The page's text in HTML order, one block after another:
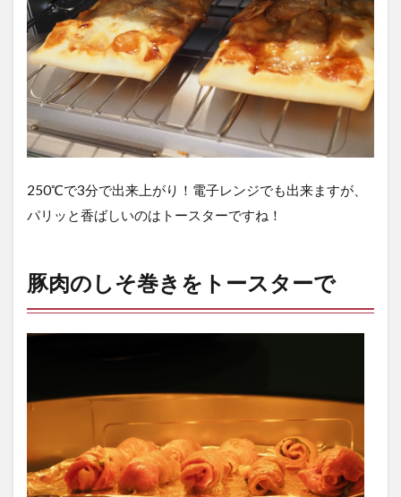
250℃で3分で出来上がり！電子レンジでも出来ますが、
パリッと香ばしいのはトースターですね！
豚肉のしそ巻きをトースターで